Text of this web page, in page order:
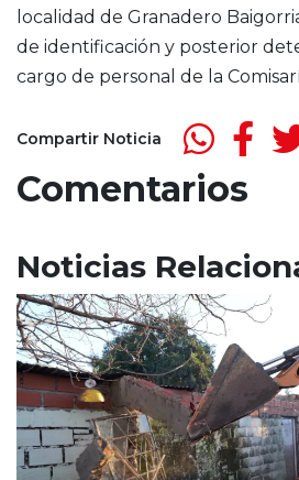
localidad de Granadero
de identificación y posterior
cargo de personal de la
Compartir Noticia
Comentarios
Noticias